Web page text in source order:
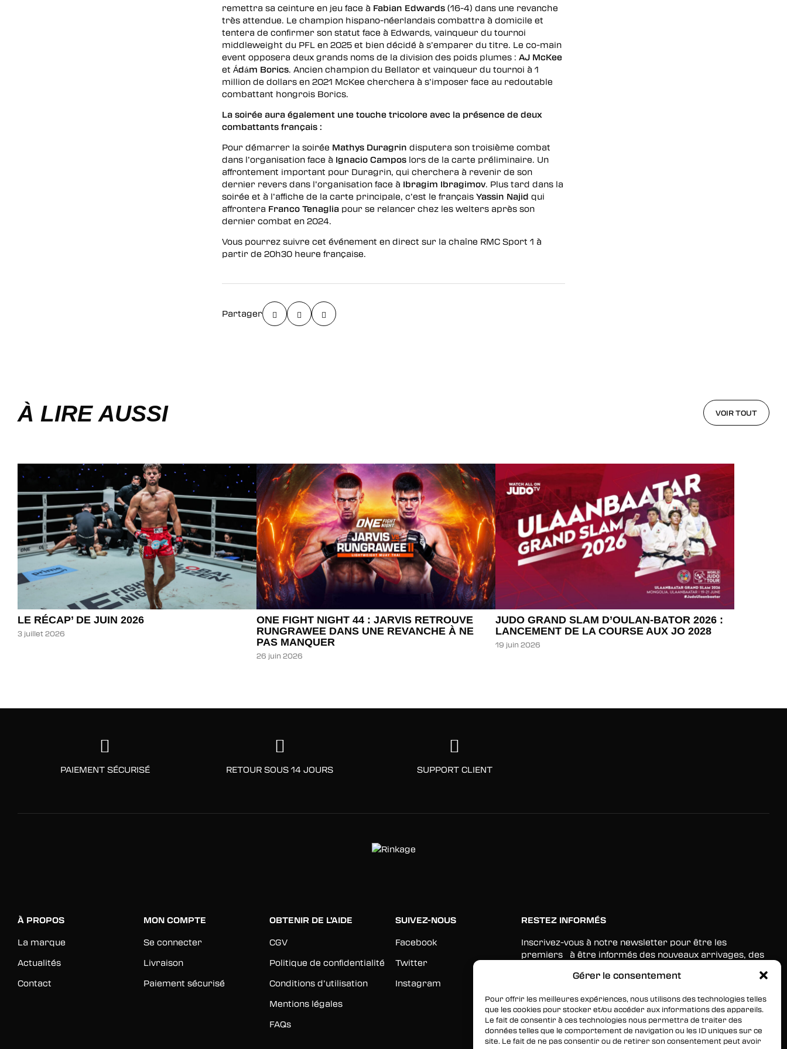
Gérer le consentement
Pour offrir les meilleures expériences, nous utilisons des technologies telles
que les cookies pour stocker et/ou accéder aux informations des appareils.
Le fait de consentir à ces technologies nous permettra de traiter des
données telles que le comportement de navigation ou les ID uniques sur ce
site. Le fait de ne pas consentir ou de retirer son consentement peut avoir
remettra sa ceinture en jeu face à Fabian Edwards (16-4) dans une revanche
très attendue. Le champion hispano-néerlandais combattra à domicile et
tentera de confirmer son statut face à Edwards, vainqueur du tournoi
middleweight du PFL en 2025 et bien décidé à s’emparer du titre. Le co-main
event opposera deux grands noms de la division des poids plumes : AJ McKee
et Ádám Borics. Ancien champion du Bellator et vainqueur du tournoi à 1
million de dollars en 2021 McKee cherchera à s’imposer face au redoutable
combattant hongrois Borics.
La soirée aura également une touche tricolore avec la présence de deux
combattants français :
Pour démarrer la soirée Mathys Duragrin disputera son troisième combat
dans l’organisation face à Ignacio Campos lors de la carte préliminaire. Un
affrontement important pour Duragrin, qui cherchera à revenir de son
dernier revers dans l’organisation face à Ibragim Ibragimov. Plus tard dans la
soirée et à l’affiche de la carte principale, c’est le français Yassin Najid qui
affrontera Franco Tenaglia pour se relancer chez les welters après son
dernier combat en 2024.
Vous pourrez suivre cet événement en direct sur la chaîne RMC Sport 1 à
partir de 20h30 heure française.
Partager
À LIRE AUSSI VOIR TOUT
LE RÉCAP’ DE JUIN 2026
3 juillet 2026
ONE FIGHT NIGHT 44 : JARVIS RETROUVE
RUNGRAWEE DANS UNE REVANCHE À NE
PAS MANQUER
26 juin 2026
JUDO GRAND SLAM D’OULAN-BATOR 2026 :
LANCEMENT DE LA COURSE AUX JO 2028
19 juin 2026
PAIEMENT SÉCURISÉ RETOUR SOUS 14 JOURS SUPPORT CLIENT
À PROPOS
La marque
Actualités
Contact
MON COMPTE
Se connecter
Livraison
Paiement sécurisé
OBTENIR DE L’AIDE
CGV
Politique de confidentialité
Conditions d’utilisation
Mentions légales
FAQs
SUIVEZ-NOUS
Facebook
Twitter
Instagram
RESTEZ INFORMÉS
Inscrivez-vous à notre newsletter pour être les
premiers à être informés des nouveaux arrivages, des